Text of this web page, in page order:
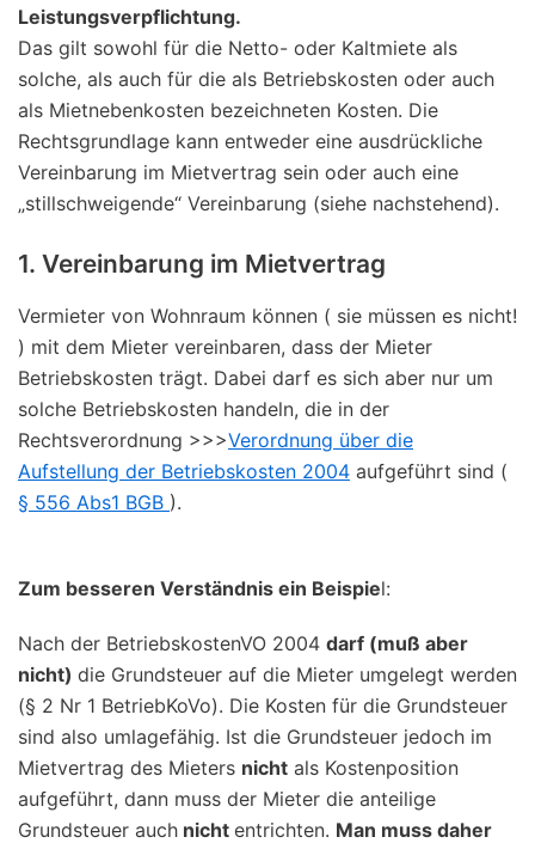
Leistungsverpflichtung.
Das gilt sowohl für die Netto- oder Kaltmiete als
solche, als auch für die als Betriebskosten oder auch
als Mietnebenkosten bezeichneten Kosten. Die
Rechtsgrundlage kann entweder eine ausdrückliche
Vereinbarung im Mietvertrag sein oder auch eine
„stillschweigende“ Vereinbarung (siehe nachstehend).
1. Vereinbarung im Mietvertrag
Vermieter von Wohnraum können ( sie müssen es nicht!
) mit dem Mieter vereinbaren, dass der Mieter
Betriebskosten trägt. Dabei darf es sich aber nur um
solche Betriebskosten handeln, die in der
Rechtsverordnung >>>Verordnung über die
Aufstellung der Betriebskosten 2004 aufgeführt sind (
§ 556 Abs1 BGB ).
Zum besseren Verständnis ein Beispiel:
Nach der BetriebskostenVO 2004 darf (muß aber
nicht) die Grundsteuer auf die Mieter umgelegt werden
(§ 2 Nr 1 BetriebKoVo). Die Kosten für die Grundsteuer
sind also umlagefähig. Ist die Grundsteuer jedoch im
Mietvertrag des Mieters nicht als Kostenposition
aufgeführt, dann muss der Mieter die anteilige
Grundsteuer auch nicht entrichten. Man muss daher